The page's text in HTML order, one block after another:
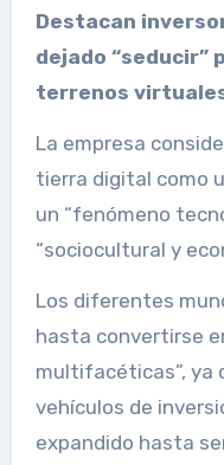
Destacan
dejado “seducir”
terrenos
La empresa
tierra digital como
un “fenómeno
“sociocultural y
Los diferentes
hasta convertirse
multifacéticas”, ya
vehículos de
expandido hasta